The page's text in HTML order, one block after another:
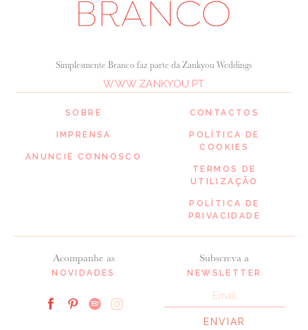
SOBRE
IMPRENSA
ANUNCIE CONNOSCO
Acompanhe as
NOVIDADES
Simplesmente Branco faz parte da Zankyou Weddings
WWW.ZANKYOU.PT
Subscreva a
NEWSLETTER
CONTACTOS
POLÍTICA DE
COOKIES
TERMOS DE
UTILIZAÇÃO
POLÍTICA DE
PRIVACIDADE